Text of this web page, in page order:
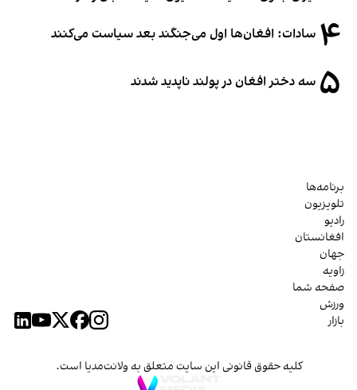
۴ سادات: افغان‌ها اول می‌جنگند بعد سیاست می‌کنند
۵ سه دختر افغان در پولند ناپدید شدند
برنامه‌ها
تلویزیون
رادیو
افغانستان
جهان
زاویه
صفحه شما
ورزش
بازار
کلیه حقوق قانونی این سایت متعلق به ولانت‌مدیا است.